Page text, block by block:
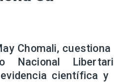
Chomali, cuestiona
Nacional
científica y